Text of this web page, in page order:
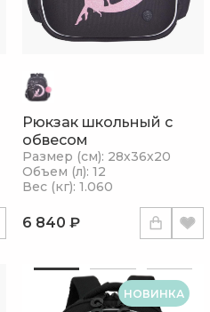
Рюкзак школьный с
обвесом
Размер (см): 28х36х20
Объем (л): 12
Вес (кг): 1.060
6 840 ₽
НОВИНКА